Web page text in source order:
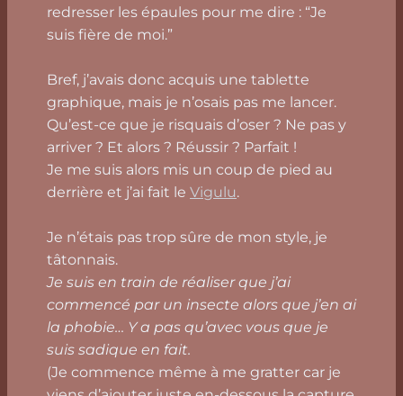
redresser les épaules pour me dire : “Je
suis fière de moi.”
Bref, j’avais donc acquis une tablette
graphique, mais je n’osais pas me lancer.
Qu’est-ce que je risquais d’oser ? Ne pas y
arriver ? Et alors ? Réussir ? Parfait !
Je me suis alors mis un coup de pied au
derrière et j’ai fait le Vigulu.
Je n’étais pas trop sûre de mon style, je
tâtonnais.
Je suis en train de réaliser que j’ai
commencé par un insecte alors que j’en ai
la phobie… Y a pas qu’avec vous que je
suis sadique en fait.
(Je commence même à me gratter car je